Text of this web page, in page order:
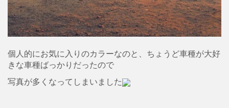
個人的にお気に入りのカラーなのと、ちょうど車種が大好
きな車種ばっかりだったので
写真が多くなってしまいました